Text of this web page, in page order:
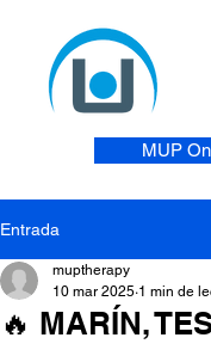
MUP
Entrada
🔥 MARÍN,
muptherapy
10 mar 2025 1 min de